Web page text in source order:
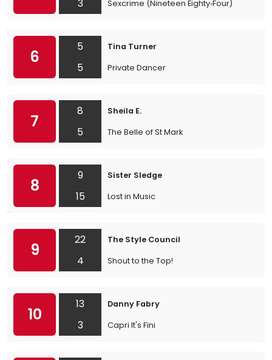
3 Sexcrime (Nineteen Eighty‐Four)
6
5
5
Tina Turner
Private Dancer
7
8
5
Sheila E.
The Belle of St Mark
8
9
15
Sister Sledge
Lost in Music
9
22
4
The Style Council
Shout to the Top!
10
13
3
Danny Fabry
Capri It's Fini